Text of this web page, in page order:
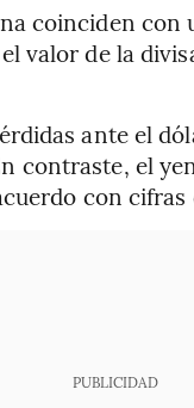
coinciden con
valor de la
ante el
contraste, el
con
PUBLICIDAD